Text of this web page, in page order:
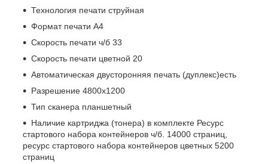
Технология печати струйная
Формат печати A4
Скорость печати ч/б 33
Скорость печати цветной 20
Автоматическая двусторонняя печать (дуплекс)есть
Разрешение 4800x1200
Тип сканера планшетный
Наличие картриджа (тонера) в комплекте Ресурс
стартового набора контейнеров ч/б. 14000 страниц,
ресурс стартового набора контейнеров цветных 5200
страниц